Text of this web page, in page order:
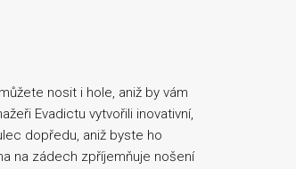
nosit i hole, aniž by vám
Evadictu vytvořili inovativní,
dopředu, aniž byste ho
na zádech zpříjemňuje nošení